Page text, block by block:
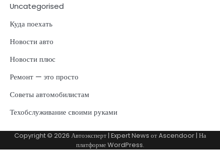
Uncategorised
Куда поехать
Новости авто
Новости плюс
Ремонт — это просто
Советы автомобилистам
Техобслуживание своими руками
Copyright © 2026 Автоэксперт| Expert News отAscendoor| На
платформеWordPress.